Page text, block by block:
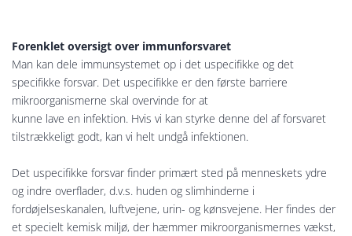
Forenklet oversigt over immunforsvaret
Man kan dele immunsystemet op i det uspecifikke og det
specifikke forsvar. Det uspecifikke er den første barriere
mikroorganismerne skal overvinde for at
kunne lave en infektion. Hvis vi kan styrke denne del af forsvaret
tilstrækkeligt godt, kan vi helt undgå infektionen.
Det uspecifikke forsvar finder primært sted på menneskets ydre
og indre overflader, d.v.s. huden og slimhinderne i
fordøjelseskanalen, luftvejene, urin- og kønsvejene. Her findes der
et specielt kemisk miljø, der hæmmer mikroorganismernes vækst,